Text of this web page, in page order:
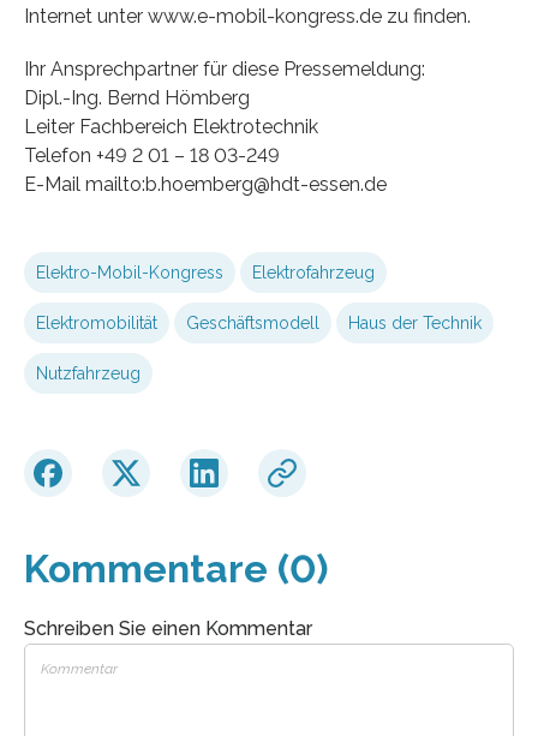
Internet unter www.e-mobil-kongress.de zu finden.
Ihr Ansprechpartner für diese Pressemeldung:
Dipl.-Ing. Bernd Hömberg
Leiter Fachbereich Elektrotechnik
Telefon +49 2 01 – 18 03-249
E-Mail mailto:b.hoemberg@hdt-essen.de
Elektro-Mobil-Kongress Elektrofahrzeug
Elektromobilität Geschäftsmodell Haus der Technik
Nutzfahrzeug
Kommentare (0)
Schreiben Sie einen Kommentar